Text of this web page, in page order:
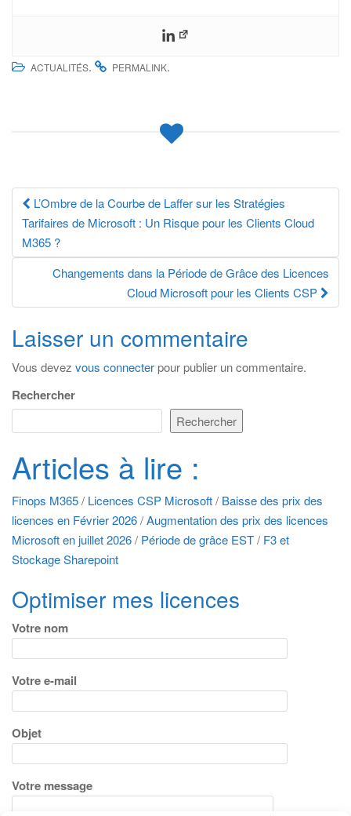
ACTUALITÉS. PERMALINK.
Navigation
des
articles
L’Ombre de la Courbe de Laffer sur les Stratégies
Tarifaires de Microsoft : Un Risque pour les Clients Cloud
M365 ?
Changements dans la Période de Grâce des Licences
Cloud Microsoft pour les Clients CSP
Laisser un commentaire
Vous devez vous connecterpour publier un commentaire.
Rechercher
Rechercher
Articles à lire :
Finops M365/ Licences CSP Microsoft/ Baisse des prix des
licences en Février 2026/Augmentation des prix des licences
Microsoft en juillet 2026/ Période de grâce EST/ F3 et
Stockage Sharepoint
Optimiser mes licences
Votre nom
Votre e-mail
Objet
Votre message